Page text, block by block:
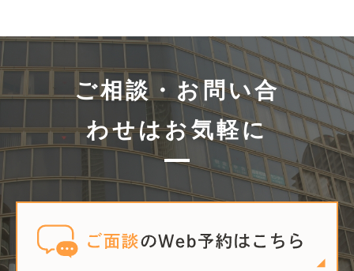
ご相談・お問い合
わせはお気軽に